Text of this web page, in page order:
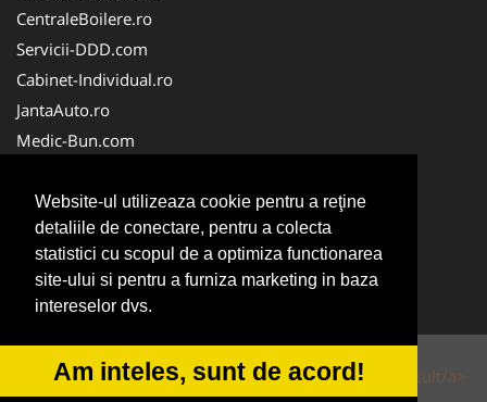
Website-ul utilizeaza cookie pentru a reţine
detaliile de conectare, pentru a colecta
statistici cu scopul de a optimiza functionarea
site-ului si pentru a furniza marketing in baza
intereselor dvs.
Am inteles, sunt de acord!
CentraleBoilere.ro
Servicii-DDD.com
Cabinet-Individual.ro
JantaAuto.ro
Medic-Bun.com
Apicultorul.com
CentruInchirieri.ro
Oftalmologul.ro
Stomatologul.com
© 2014-2026 Powered byVilonMedia&Tokaido Consult/a>